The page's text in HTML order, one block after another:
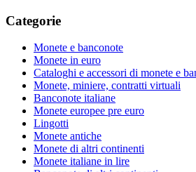
Categorie
Monete e banconote
Monete in euro
Cataloghi e accessori di monete e
Monete, miniere, contratti virtuali
Banconote italiane
Monete europee pre euro
Lingotti
Monete antiche
Monete di altri continenti
Monete italiane in lire